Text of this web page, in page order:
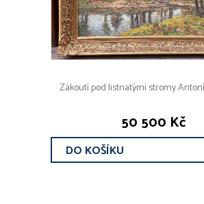
Zákoutí pod listnatými stromy
50 500 Kč
DO KOŠÍKU